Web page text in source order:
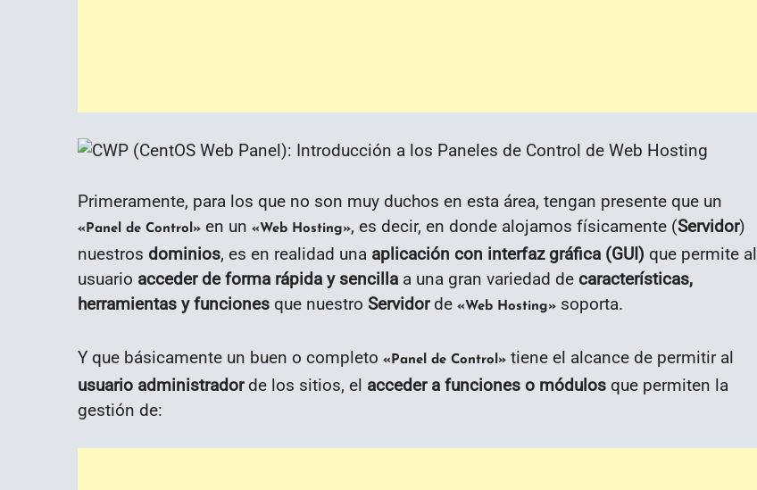
Primeramente, para los que no son muy duchos en esta área, tengan presente que un
«Panel de Control» en un «Web Hosting», es decir, en donde alojamos físicamente (Servidor)
nuestros dominios, es en realidad una aplicación con interfaz gráfica (GUI) que permite al
usuario acceder de forma rápida y sencilla a una gran variedad de características,
herramientas y funciones que nuestro Servidorde «Web Hosting» soporta.
Y que básicamente un buen o completo «Panel de Control» tiene el alcance de permitir al
usuario administradorde los sitios, el acceder a funciones o módulos que permiten la
gestión de: